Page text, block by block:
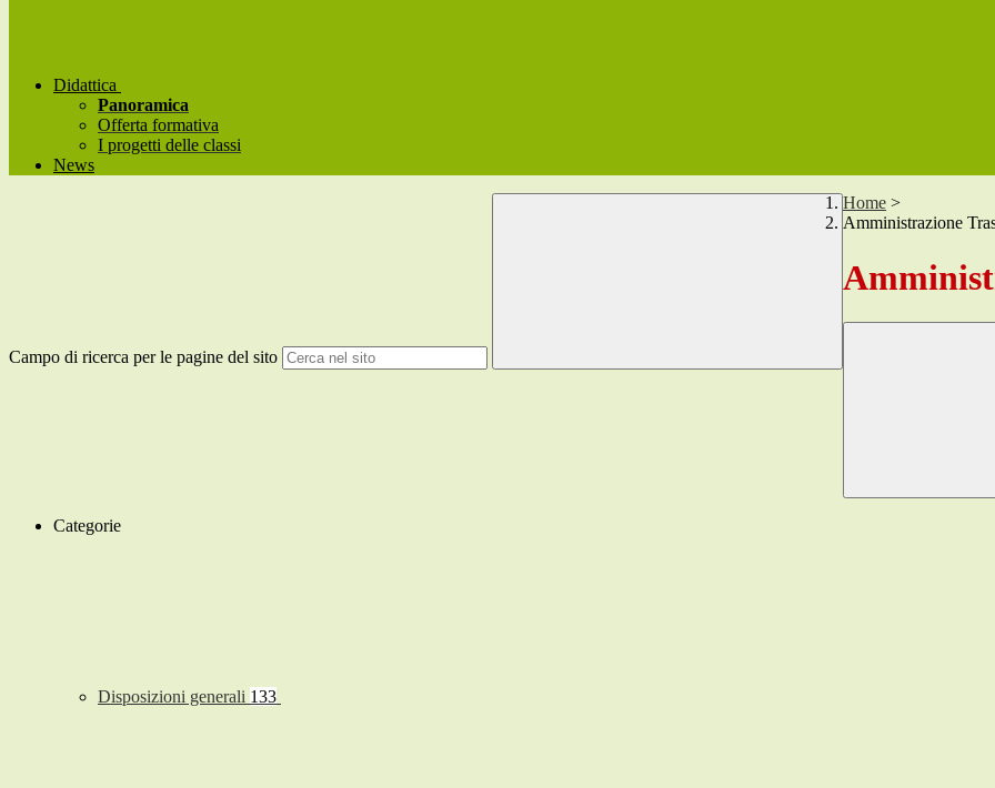
Didattica
Panoramica
Offerta formativa
I progetti delle classi
News
Campo di ricerca per le pagine del sito
Home >
Amministrazione
Categorie
Disposizioni generali 133